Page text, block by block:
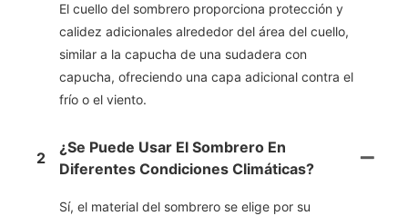
El cuello del sombrero proporciona protección y
calidez adicionales alrededor del área del cuello,
similar a la capucha de una sudadera con
capucha, ofreciendo una capa adicional contra el
frío o el viento.
2
¿Se Puede Usar El Sombrero En
Diferentes Condiciones Climáticas?
Sí, el material del sombrero se elige por su